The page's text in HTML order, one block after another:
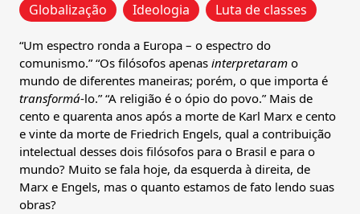
Globalização
Ideologia Luta de classes
“Um espectro ronda a Europa – o espectro do
comunismo.” “Os filósofos apenas interpretaram o
mundo de diferentes maneiras; porém, o que importa é
transformá-lo.” “A religião é o ópio do povo.” Mais de
cento e quarenta anos após a morte de Karl Marx e cento
e vinte da morte de Friedrich Engels, qual a contribuição
intelectual desses dois filósofos para o Brasil e para o
mundo? Muito se fala hoje, da esquerda à direita, de
Marx e Engels, mas o quanto estamos de fato lendo suas
obras?